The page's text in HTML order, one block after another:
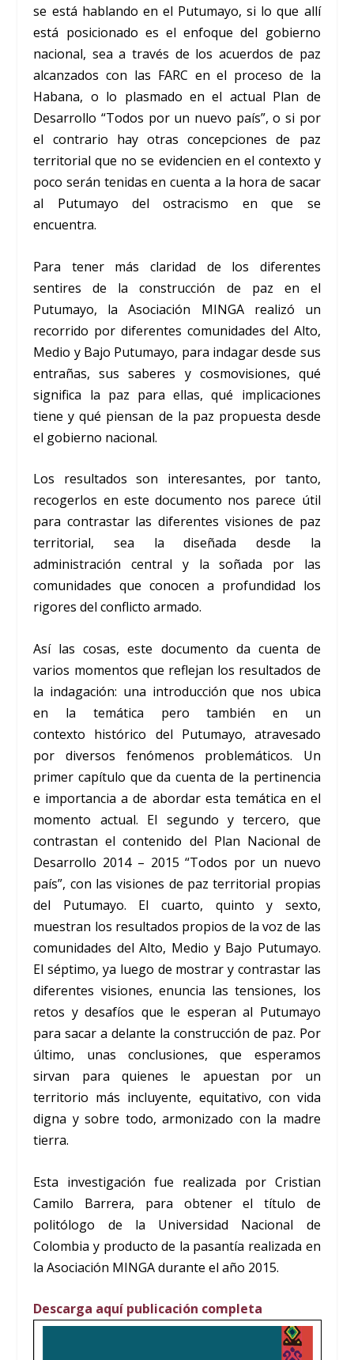
se está hablando en el Putumayo, si lo que allí
está posicionado es el enfoque del gobierno
nacional, sea a través de los acuerdos de paz
alcanzados con las FARC en el proceso de la
Habana, o lo plasmado en el actual Plan de
Desarrollo “Todos por un nuevo país”, o si por
el contrario hay otras concepciones de paz
territorial que no se evidencien en el contexto y
poco serán tenidas en cuenta a la hora de sacar
al Putumayo del ostracismo en que se
encuentra.
Para tener más claridad de los diferentes
sentires de la construcción de paz en el
Putumayo, la Asociación MINGA realizó un
recorrido por diferentes comunidades del Alto,
Medio y Bajo Putumayo, para indagar desde sus
entrañas, sus saberes y cosmovisiones, qué
significa la paz para ellas, qué implicaciones
tiene y qué piensan de la paz propuesta desde
el gobierno nacional.
Los resultados son interesantes, por tanto,
recogerlos en este documento nos parece útil
para contrastar las diferentes visiones de paz
territorial, sea la diseñada desde la
administración central y la soñada por las
comunidades que conocen a profundidad los
rigores del conflicto armado.
Así las cosas, este documento da cuenta de
varios momentos que reflejan los resultados de
la indagación: una introducción que nos ubica
en la temática pero también en un
contexto histórico del Putumayo, atravesado
por diversos fenómenos problemáticos. Un
primer capítulo que da cuenta de la pertinencia
e importancia a de abordar esta temática en el
momento actual. El segundo y tercero, que
contrastan el contenido del Plan Nacional de
Desarrollo 2014 – 2015 “Todos por un nuevo
país”, con las visiones de paz territorial propias
del Putumayo. El cuarto, quinto y sexto,
muestran los resultados propios de la voz de las
comunidades del Alto, Medio y Bajo Putumayo.
El séptimo, ya luego de mostrar y contrastar las
diferentes visiones, enuncia las tensiones, los
retos y desafíos que le esperan al Putumayo
para sacar a delante la construcción de paz. Por
último, unas conclusiones, que esperamos
sirvan para quienes le apuestan por un
territorio más incluyente, equitativo, con vida
digna y sobre todo, armonizado con la madre
tierra.
Esta investigación fue realizada por Cristian
Camilo Barrera, para obtener el título de
politólogo de la Universidad Nacional de
Colombia y producto de la pasantía realizada en
la Asociación MINGA durante el año 2015.
Descarga aquí publicación completa